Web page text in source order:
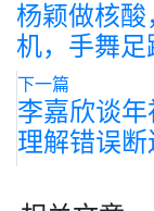
杨颖做核
机，手舞足
下一篇
李嘉欣谈
理解错误